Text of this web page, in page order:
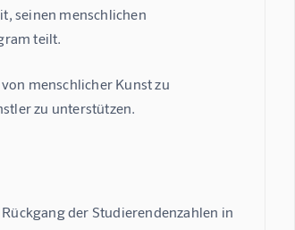
seinen menschlichen
teilt.
menschlicher Kunst zu
zu unterstützen.
der Studierendenzahlen in